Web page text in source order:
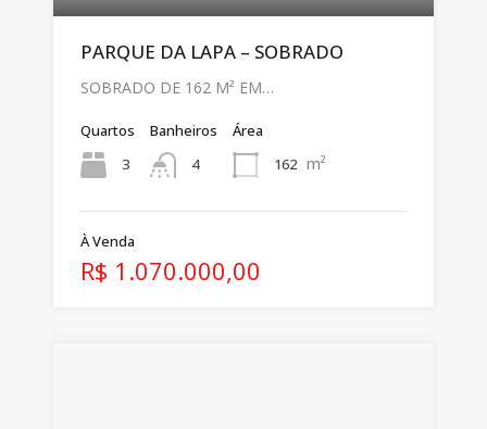
PARQUE DA LAPA – SOBRADO
SOBRADO DE 162 M² EM…
Quartos
3
Banheiros
4
Área
162 m²
À Venda
R$ 1.070.000,00